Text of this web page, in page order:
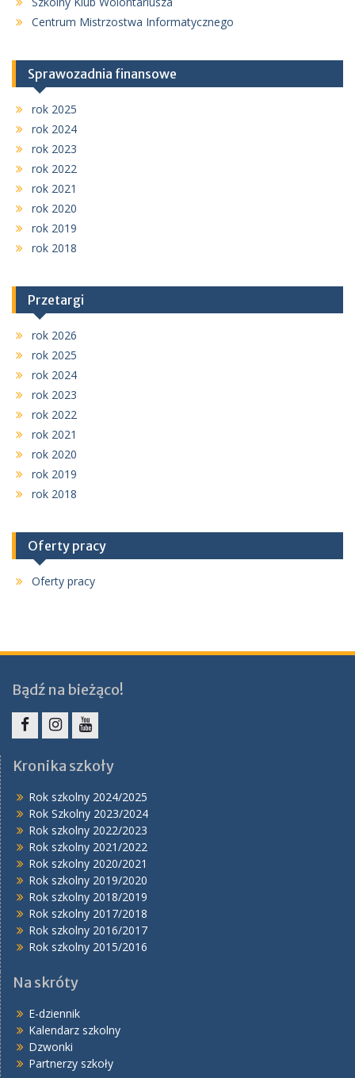
Centrum Mistrzostwa Informatycznego
Sprawozadnia finansowe
rok 2025
rok 2024
rok 2023
rok 2022
rok 2021
rok 2020
rok 2019
rok 2018
Przetargi
rok 2026
rok 2025
rok 2024
rok 2023
rok 2022
rok 2021
rok 2020
rok 2019
rok 2018
Oferty pracy
Oferty pracy
Bądź na bieżąco!
Kronika szkoły
Rok szkolny 2024/2025
Rok Szkolny 2023/2024
Rok szkolny 2022/2023
Rok szkolny 2021/2022
Rok szkolny 2020/2021
Rok szkolny 2019/2020
Rok szkolny 2018/2019
Rok szkolny 2017/2018
Rok szkolny 2016/2017
Rok szkolny 2015/2016
Na skróty
E-dziennik
Kalendarz szkolny
Dzwonki
Partnerzy szkoły